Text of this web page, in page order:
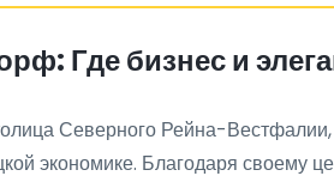
Где бизнес и
Северного Рейна-
экономике. Благодаря своему